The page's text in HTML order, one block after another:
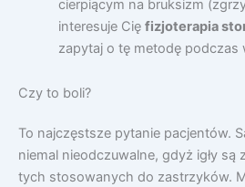
cierpiącym na bruksizm
interesuje Cię fizjoterapia
zapytaj o tę metodę podczas
Czy to boli?
To najczęstsze pytanie pacjentów.
niemal nieodczuwalne, gdyż igły są
tych stosowanych do zastrzyków.